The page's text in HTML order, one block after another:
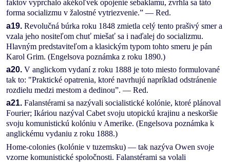
faktov vyprchalo akékoľvek opojenie sebaklamu, zvrhla sa táto
forma socializmu v žalostné vytriezvenie.” — Red.
a19. Revolučná búrka roku 1848 zmietla celý tento prašivý smer a
vzala jeho nositeľom chuť miešať sa i naďalej do socializmu.
Hlavným predstaviteľom a klasickým typom tohto smeru je pán
Karol Grim. (Engelsova poznámka z roku 1890.)
a20. V anglickom vydaní z roku 1888 je toto miesto formulované
tak to: "Praktické opatrenia, ktoré navrhujú napríklad odstránenie
rozdielu medzi mestom a dedinou”. — Red.
a21. Falanstérami sa nazývali socialistické kolónie, ktoré plánoval
Fourier; Ikáriou nazýval Cabet svoju utopickú krajinu a neskoršie
svoju komunistickú kolóniu v Amerike. (Engelsova poznámka k
anglickému vydaniu z roku 1888.)
Home-colonies (kolónie v tuzemsku) — tak nazýva Owen svoje
vzorne komunistické spoločnosti. Falanstérami sa volali